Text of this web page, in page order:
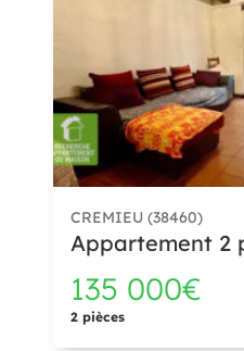
CREMIEU (38460)
Appartement 2
135 000€
2 pièces